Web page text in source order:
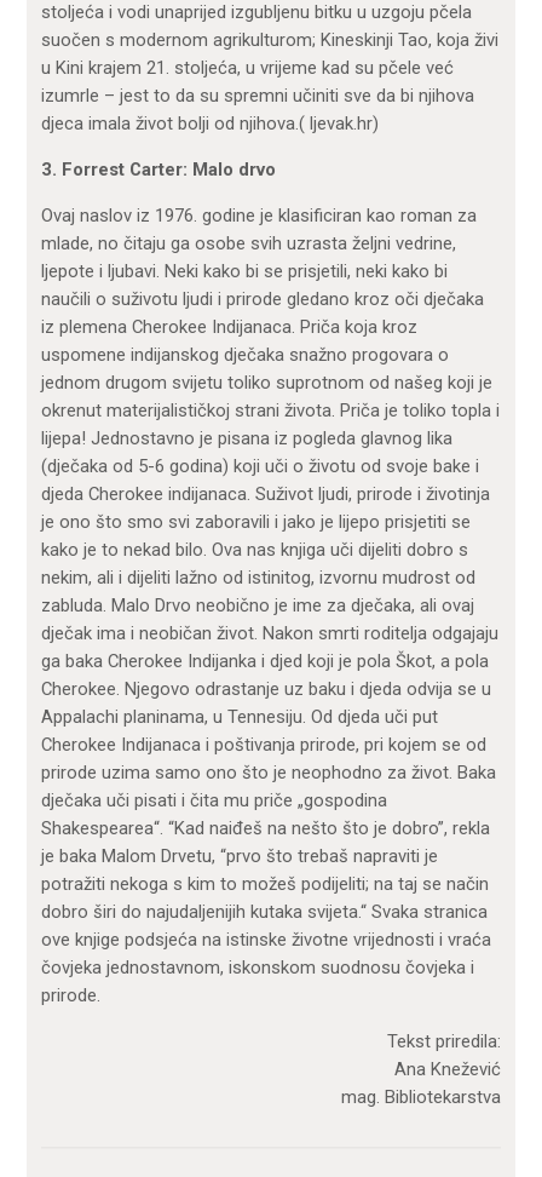
stoljeća i vodi unaprijed izgubljenu bitku u uzgoju pčela
suočen s modernom agrikulturom; Kineskinji Tao, koja živi
u Kini krajem 21. stoljeća, u vrijeme kad su pčele već
izumrle – jest to da su spremni učiniti sve da bi njihova
djeca imala život bolji od njihova.( ljevak.hr)
3. Forrest Carter: Malo drvo
Ovaj naslov iz 1976. godine je klasificiran kao roman za
mlade, no čitaju ga osobe svih uzrasta željni vedrine,
ljepote i ljubavi. Neki kako bi se prisjetili, neki kako bi
naučili o suživotu ljudi i prirode gledano kroz oči dječaka
iz plemena Cherokee Indijanaca. Priča koja kroz
uspomene indijanskog dječaka snažno progovara o
jednom drugom svijetu toliko suprotnom od našeg koji je
okrenut materijalističkoj strani života. Priča je toliko topla i
lijepa! Jednostavno je pisana iz pogleda glavnog lika
(dječaka od 5-6 godina) koji uči o životu od svoje bake i
djeda Cherokee indijanaca. Suživot ljudi, prirode i životinja
je ono što smo svi zaboravili i jako je lijepo prisjetiti se
kako je to nekad bilo. Ova nas knjiga uči dijeliti dobro s
nekim, ali i dijeliti lažno od istinitog, izvornu mudrost od
zabluda. Malo Drvo neobično je ime za dječaka, ali ovaj
dječak ima i neobičan život. Nakon smrti roditelja odgajaju
ga baka Cherokee Indijanka i djed koji je pola Škot, a pola
Cherokee. Njegovo odrastanje uz baku i djeda odvija se u
Appalachi planinama, u Tennesiju. Od djeda uči put
Cherokee Indijanaca i poštivanja prirode, pri kojem se od
prirode uzima samo ono što je neophodno za život. Baka
dječaka uči pisati i čita mu priče „gospodina
Shakespearea“. “Kad naiđeš na nešto što je dobro”, rekla
je baka Malom Drvetu, “prvo što trebaš napraviti je
potražiti nekoga s kim to možeš podijeliti; na taj se način
dobro širi do najudaljenijih kutaka svijeta.“ Svaka stranica
ove knjige podsjeća na istinske životne vrijednosti i vraća
čovjeka jednostavnom, iskonskom suodnosu čovjeka i
prirode.
Tekst priredila:
Ana Knežević
mag. Bibliotekarstva